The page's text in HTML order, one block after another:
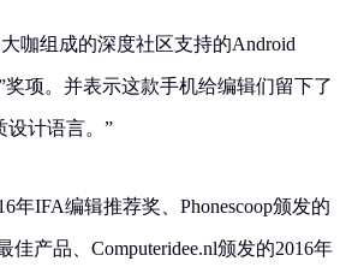
咖组成的深度社区支持的Android
奖项。并表示这款手机给编辑们留下了
设计语言。”
年IFA编辑推荐奖、Phonescoop颁发的
佳产品、Computeridee.nl颁发的2016年